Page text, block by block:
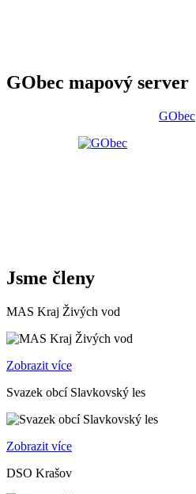
GObec mapový server
GObec
Jsme členy
MAS Kraj Živých vod
Zobrazit více
Svazek obcí Slavkovský les
Zobrazit více
DSO Krašov